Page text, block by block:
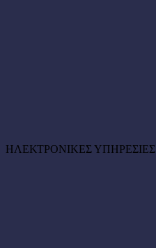
ΗΛΕΚΤΡΟΝΙΚΕΣ ΥΠΗΡΕΣΙΕΣ